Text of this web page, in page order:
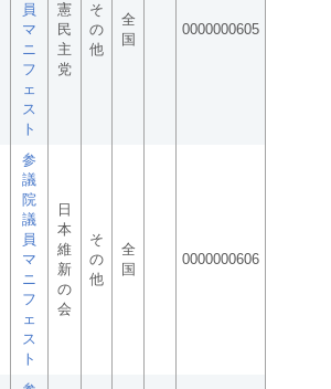
員
マ
ニ
フ
ェ
ス
ト
憲
民
主
党
そ
の
他
全
国
0000000605
参
議
院
議
員
マ
ニ
フ
ェ
ス
ト
日
本
維
新
の
会
そ
の
他
全
国
0000000606